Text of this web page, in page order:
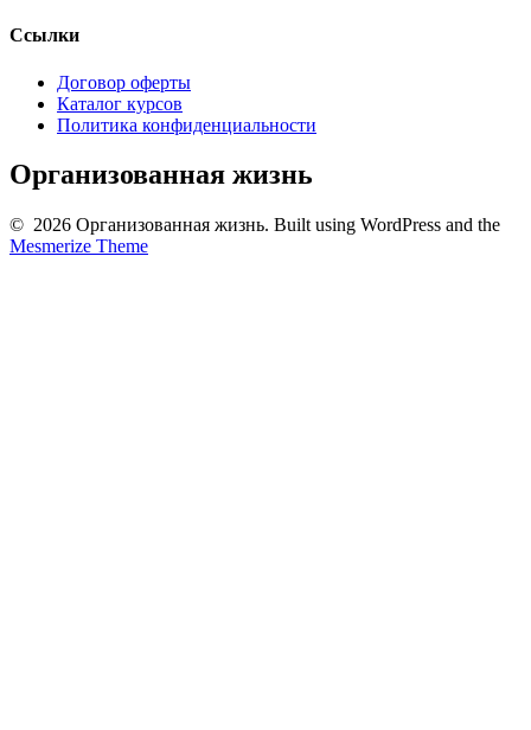
Ссылки
Договор оферты
Каталог курсов
Политика конфиденциальности
Организованная жизнь
© 2026 Организованная жизнь. Built using WordPress and the
Mesmerize Theme